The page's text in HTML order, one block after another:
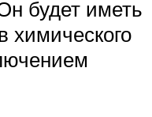
будет иметь
химического